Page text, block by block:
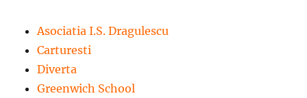
Asociatia I.S. Dragulescu
Carturesti
Diverta
Greenwich School